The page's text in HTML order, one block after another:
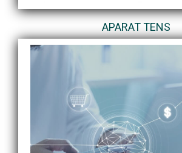
APARAT TENS